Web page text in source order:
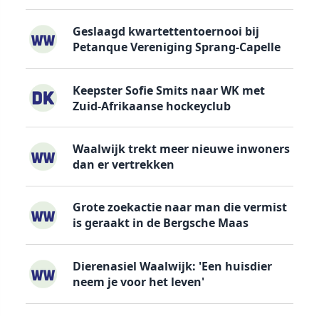
Geslaagd kwartettentoernooi bij
Petanque Vereniging Sprang-Capelle
Keepster Sofie Smits naar WK met
Zuid-Afrikaanse hockeyclub
Waalwijk trekt meer nieuwe inwoners
dan er vertrekken
Grote zoekactie naar man die vermist
is geraakt in de Bergsche Maas
Dierenasiel Waalwijk: 'Een huisdier
neem je voor het leven'